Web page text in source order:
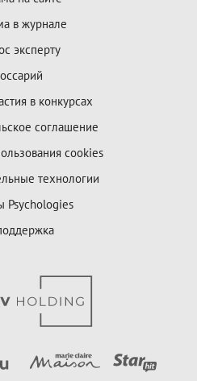
в журнале
эксперту
в конкурсах
соглашение
cookies
технологии
Psychologies